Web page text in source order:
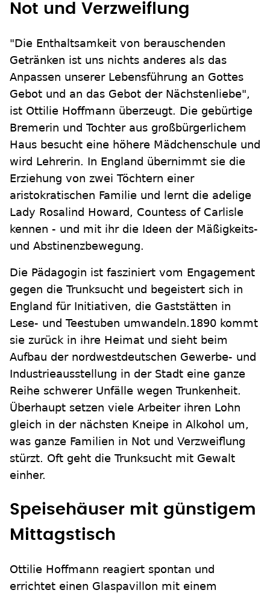
Not und Verzweiflung
"Die Enthaltsamkeit von berauschenden
Getränken ist uns nichts anderes als das
Anpassen unserer Lebensführung an Gottes
Gebot und an das Gebot der Nächstenliebe",
ist Ottilie Hoffmann überzeugt. Die gebürtige
Bremerin und Tochter aus großbürgerlichem
Haus besucht eine höhere Mädchenschule und
wird Lehrerin. In England übernimmt sie die
Erziehung von zwei Töchtern einer
aristokratischen Familie und lernt die adelige
Lady Rosalind Howard, Countess of Carlisle
kennen - und mit ihr die Ideen der Mäßigkeits-
und Abstinenzbewegung.
Die Pädagogin ist fasziniert vom Engagement
gegen die Trunksucht und begeistert sich in
England für Initiativen, die Gaststätten in
Lese- und Teestuben umwandeln.1890 kommt
sie zurück in ihre Heimat und sieht beim
Aufbau der nordwestdeutschen Gewerbe- und
Industrieausstellung in der Stadt eine ganze
Reihe schwerer Unfälle wegen Trunkenheit.
Überhaupt setzen viele Arbeiter ihren Lohn
gleich in der nächsten Kneipe in Alkohol um,
was ganze Familien in Not und Verzweiflung
stürzt. Oft geht die Trunksucht mit Gewalt
einher.
Speisehäuser mit günstigem
Mittagstisch
Ottilie Hoffmann reagiert spontan und
errichtet einen Glaspavillon mit einem